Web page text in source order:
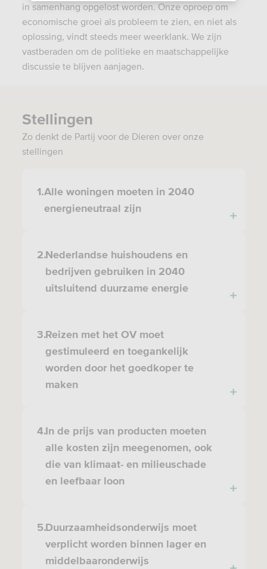
in samenhang opgelost worden. Onze oproep om
economische groei als probleem te zien, en niet als
oplossing, vindt steeds meer weerklank. We zijn
vastberaden om de politieke en maatschappelijke
discussie te blijven aanjagen.
Stellingen
Zo denkt de Partij voor de Dieren over onze
stellingen
1.Alle woningen moeten in 2040
energieneutraal zijn
2.Nederlandse huishoudens en
bedrijven gebruiken in 2040
uitsluitend duurzame energie
3.Reizen met het OV moet
gestimuleerd en toegankelijk
worden door het goedkoper te
maken
4.In de prijs van producten moeten
alle kosten zijn meegenomen, ook
die van klimaat- en milieuschade
en leefbaar loon
5.Duurzaamheidsonderwijs moet
verplicht worden binnen lager en
middelbaaronderwijs